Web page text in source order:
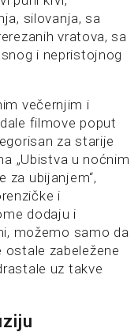
silovanja, sa
vratova, sa
i nepristojnog
večernjim i
filmove poput
za starije
„Ubistva u noćnim
za ubijanjem“,
i
dodaju i
možemo samo da
zabeležene
uz takve